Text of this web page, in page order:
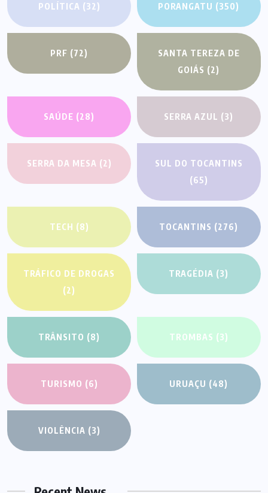
POLÍTICA (32) PORANGATU (350)
PRF (72)
SANTA TEREZA DE
GOIÁS (2)
SAÚDE (28) SERRA AZUL (3)
SERRA DA MESA (2)
SUL DO TOCANTINS
(65)
TECH (8) TOCANTINS (276)
TRÁFICO DE DROGAS
(2)
TRAGÉDIA (3)
TRÂNSITO (8) TROMBAS (3)
TURISMO (6) URUAÇU (48)
VIOLÊNCIA (3)